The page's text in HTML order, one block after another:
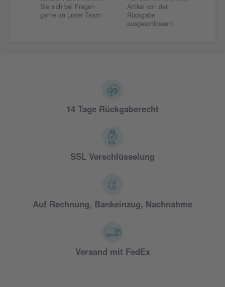
Sie sich bei Fragen
gerne an unser Team.
Artikel von der
Rückgabe
ausgeschlossen!
14 Tage Rückgaberecht
SSL Verschlüsselung
Auf Rechnung, Bankeinzug, Nachnahme
Versand mit FedEx